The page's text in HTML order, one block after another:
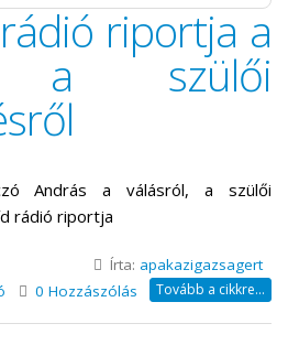
riportja a
a szülői
András a válásról, a szülői
rádió riportja
Írta: apakazigazsagert
0 Hozzászólás Tovább a cikkre...